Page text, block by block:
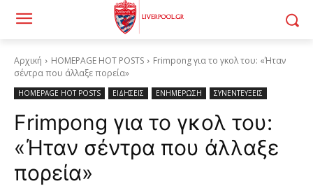
Αρχική HOMEPAGE HOT POSTS
Frimpong για το γκολ του: «Ήταν
σέντρα που άλλαξε πορεία»
HOMEPAGE HOT POSTS ΕΙΔΗΣΕΙΣ ΕΝΗΜΕΡΩΣΗ ΣΥΝΕΝΤΕΥΞΕΙΣ
Frimpong για το γκολ του:
«Ήταν σέντρα που άλλαξε
πορεία»